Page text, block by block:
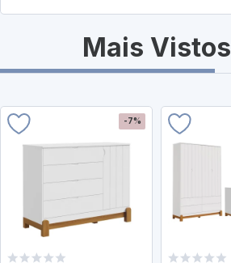
Mais Vistos
-7%